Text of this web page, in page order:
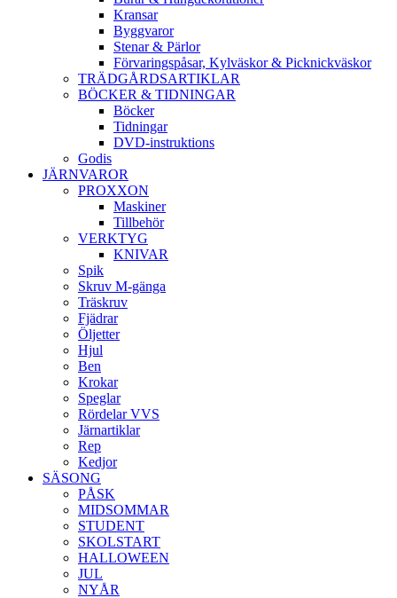
Kransar
Byggvaror
Stenar & Pärlor
Förvaringspåsar, Kylväskor & Picknickväskor
TRÄDGÅRDSARTIKLAR
BÖCKER & TIDNINGAR
Böcker
Tidningar
DVD-instruktions
Godis
JÄRNVAROR
PROXXON
Maskiner
Tillbehör
VERKTYG
KNIVAR
Spik
Skruv M-gänga
Träskruv
Fjädrar
Öljetter
Hjul
Ben
Krokar
Speglar
Rördelar VVS
Järnartiklar
Rep
Kedjor
SÄSONG
PÅSK
MIDSOMMAR
STUDENT
SKOLSTART
HALLOWEEN
JUL
NYÅR